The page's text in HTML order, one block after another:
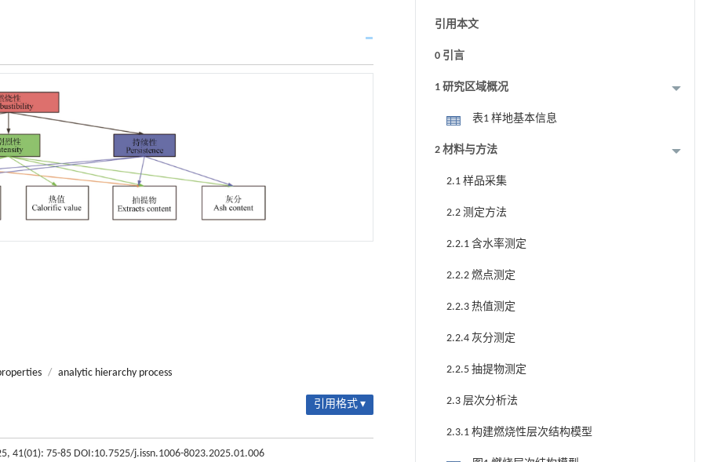
/ analytic hierarchy process
引用格式 ▾
41(01): 75-85 DOI:10.7525/j.issn.1006-8023.2025.01.006
引用本文
0 引言
1 研究区域概况
表1 样地基本信息
2 材料与方法
2.1 样品采集
2.2 测定方法
2.2.1 含水率测定
2.2.2 燃点测定
2.2.3 热值测定
2.2.4 灰分测定
2.2.5 抽提物测定
2.3 层次分析法
2.3.1 构建燃烧性层次结构模型